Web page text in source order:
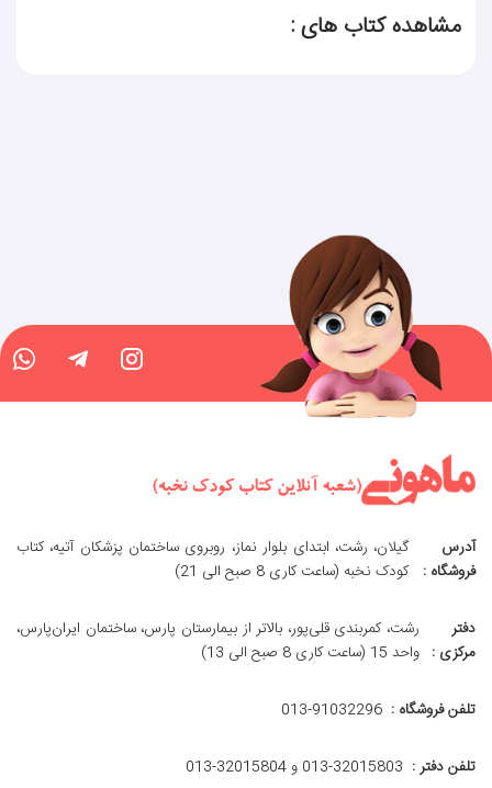
مشاهده کتاب های :
آدرس
فروشگاه :
گیلان، رشت، ابتدای بلوار نماز، روبروی ساختمان پزشکان آتیه، کتاب
کودک نخبه (ساعت کاری 8 صبح الی 21)
دفتر
مرکزی :
رشت، کمربندی قلی‌پور، بالاتر از بیمارستان پارس، ساختمان ایران‌پارس،
واحد 15 (ساعت کاری 8 صبح الی 13)
تلفن فروشگاه : 013-91032296
تلفن دفتر : 013-32015803 و 32015804-013